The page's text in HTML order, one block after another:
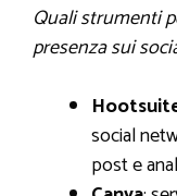
Quali strumenti
presenza sui
social
post e